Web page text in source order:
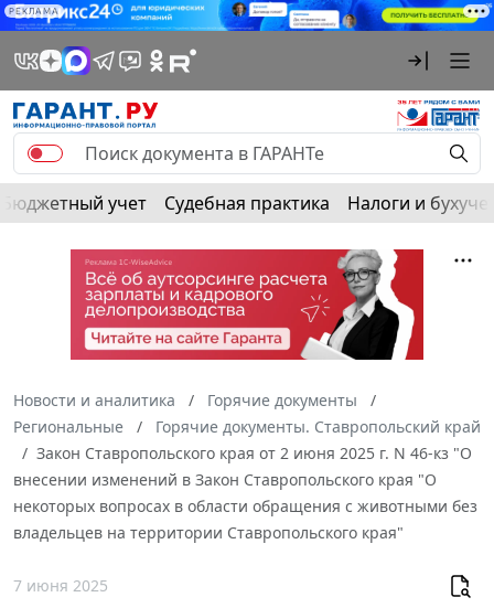
РЕКЛАМА
Бюджетный учет Судебная практика Налоги и
Новости и аналитика
Горячие документы
Региональные
Горячие документы. Ставропольский край
Закон Ставропольского края от 2 июня 2025 г. N 46-кз "О
внесении изменений в Закон Ставропольского края "О
некоторых вопросах в области обращения с животными без
владельцев на территории Ставропольского края"
7 июня 2025